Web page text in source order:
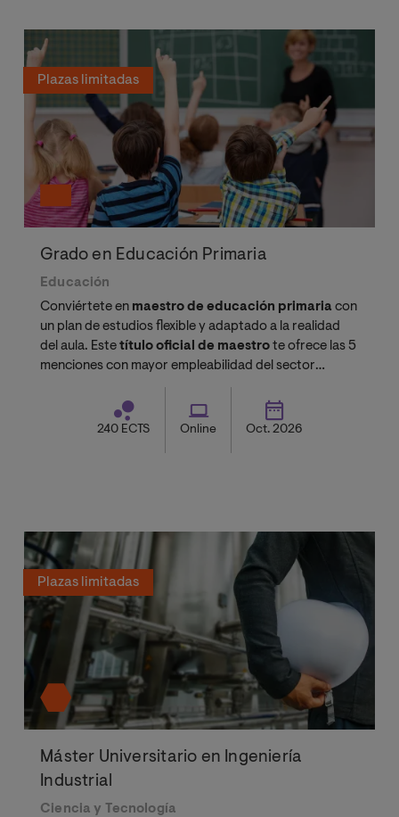
Plazas limitadas
Grado en Educación Primaria
Educación
Conviértete en maestro de educación primaria con
un plan de estudios flexible y adaptado a la realidad
del aula. Estetítulo oficial de maestro te ofrece las 5
menciones con mayor empleabilidad del sector
240 ECTS Online Oct. 2026
Plazas limitadas
Máster Universitario en Ingeniería
Industrial
Ciencia y Tecnología